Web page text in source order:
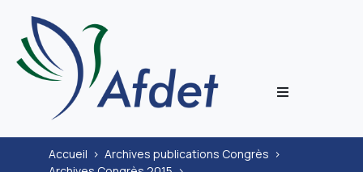
Accueil > Archives publications Congrès >